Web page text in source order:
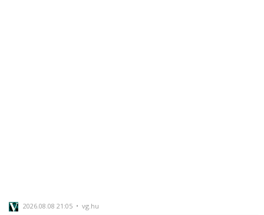
2026.08.08 21:05 • vg.hu